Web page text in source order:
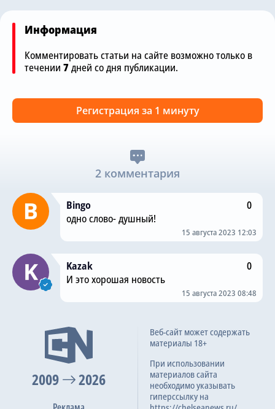
Информация
Комментировать статьи на сайте возможно только в
течении 7дней со дня публикации.
Регистрация за 1 минуту
2 комментария
Bingo
0
одно слово- душный!
15 августа 2023 12:03
Kazak
0
И это хорошая новость
15 августа 2023 08:48
2009 2026
Веб-сайт может содержать
материалы 18+
При использовании
материалов сайта
необходимо указывать
гиперссылку на